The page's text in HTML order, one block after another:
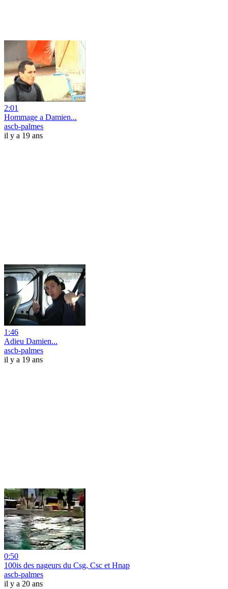
2:01
Hommage a Damien...
ascb-palmes
il y a 19 ans
1:46
Adieu Damien...
ascb-palmes
il y a 19 ans
0:50
100is des nageurs du Csg, Csc et Hnap
ascb-palmes
il y a 20 ans